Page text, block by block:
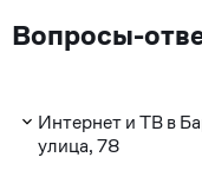
Вопросы-
Интернет и ТВ в
улица, 78